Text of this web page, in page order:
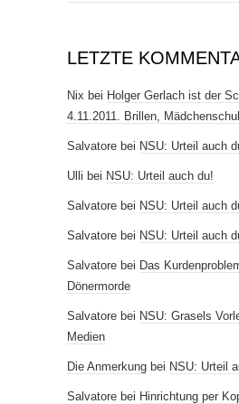
LETZTE
Nix bei Holger Gerlach ist der
4.11.2011. Brillen,
Salvatore bei NSU: Urteil auch
Ulli bei NSU: Urteil auch du!
Salvatore bei NSU: Urteil auch
Salvatore bei NSU: Urteil auch
Salvatore bei Das
Dönermorde
Salvatore bei NSU: Grasels
Medien
Die Anmerkung bei NSU: Urteil
Salvatore bei Hinrichtung per